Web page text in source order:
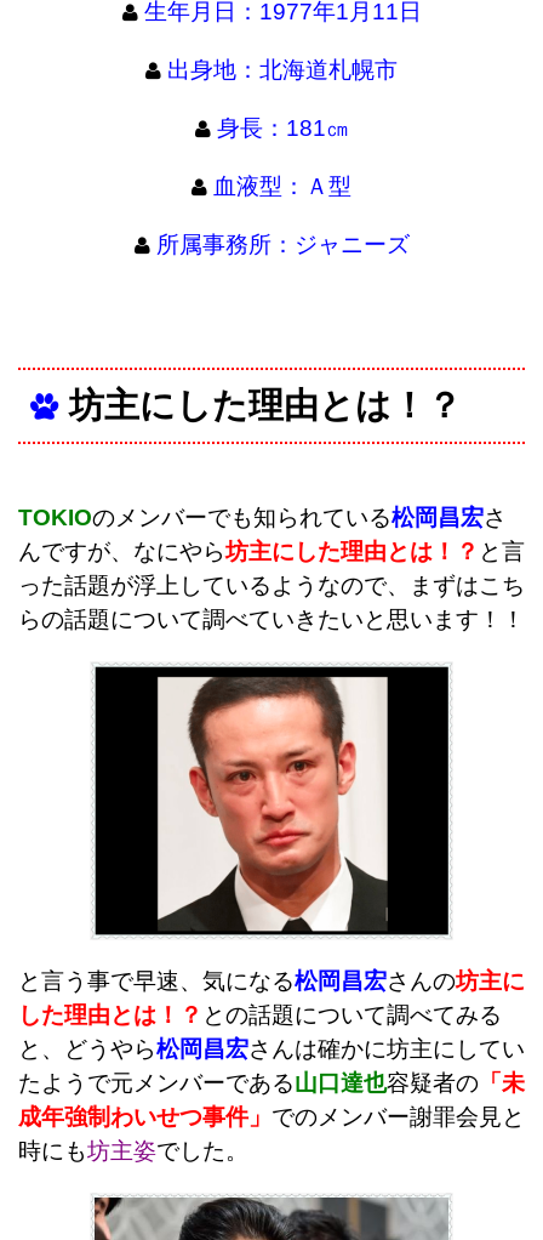
生年月日：1977年1月11日
出身地：北海道札幌市
身長：181㎝
血液型：Ａ型
所属事務所：ジャニーズ
坊主にした理由とは！？
TOKIOのメンバーでも知られている松岡昌宏さ
んですが、なにやら坊主にした理由とは！？ と言
った話題が浮上しているようなので、まずはこち
らの話題について調べていきたいと思います！！
と言う事で早速、気になる松岡昌宏さんの坊主に
した理由とは！？ との話題について調べてみる
と、どうやら松岡昌宏さんは確かに坊主にしてい
たようで元メンバーである山口達也容疑者の 「未
成年強制わいせつ事件」 でのメンバー謝罪会見と
時にも坊主姿でした。